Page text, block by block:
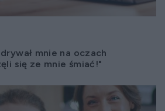
mnie na oczach
się ze mnie śmiać!"